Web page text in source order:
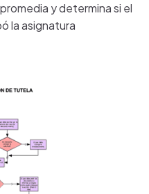
y determina si el
la asignatura